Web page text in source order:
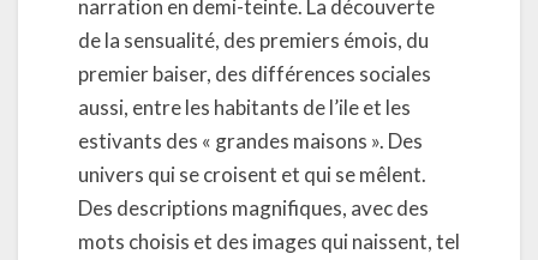
narration en demi-teinte. La découverte
de la sensualité, des premiers émois, du
premier baiser, des différences sociales
aussi, entre les habitants de l’ile et les
estivants des « grandes maisons ». Des
univers qui se croisent et qui se mêlent.
Des descriptions magnifiques, avec des
mots choisis et des images qui naissent, tel